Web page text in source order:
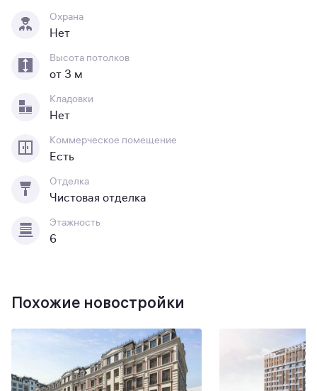
Охрана
Нет
Высота потолков
от 3 м
Кладовки
Нет
Коммерческое помещение
Есть
Отделка
Чистовая отделка
Этажность
6
Похожие новостройки